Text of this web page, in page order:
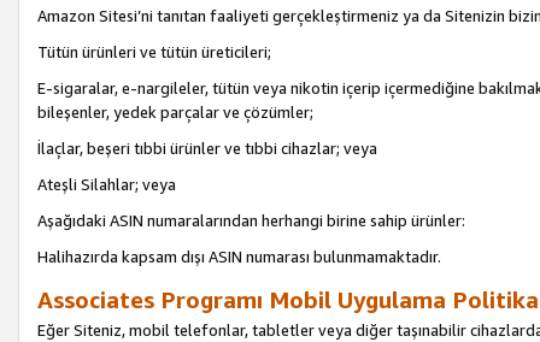
Amazon Sitesi’ni tanıtan faaliyeti gerçekleştirmeniz ya da Sitenizin
Tütün ürünleri ve tütün üreticileri;
E-sigaralar, e-nargileler, tütün veya nikotin içerip içermediğine
bileşenler, yedek parçalar ve çözümler;
İlaçlar, beşeri tıbbi ürünler ve tıbbi cihazlar; veya
Ateşli Silahlar; veya
Aşağıdaki ASIN numaralarından herhangi birine sahip ürünler:
Halihazırda kapsam dışı ASIN numarası bulunmamaktadır.
Associates Programı Mobil Uygulama
Eğer Siteniz, mobil telefonlar, tabletler veya diğer taşınabilir